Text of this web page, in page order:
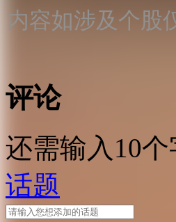
内容如涉及个股
评论
还需输入10个
话题